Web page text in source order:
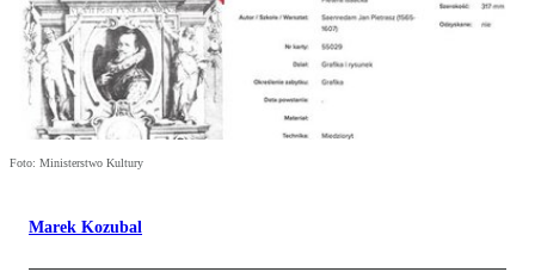
Foto: Ministerstwo Kultury
Marek Kozubal